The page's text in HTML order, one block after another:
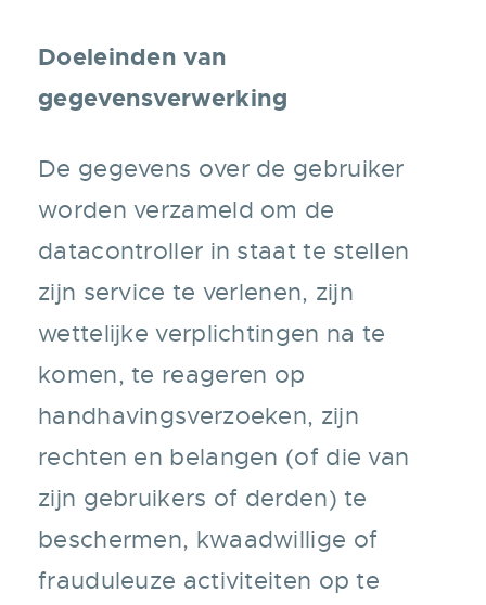
Doeleinden van
gegevensverwerking
De gegevens over de gebruiker
worden verzameld om de
datacontroller in staat te stellen
zijn service te verlenen, zijn
wettelijke verplichtingen na te
komen, te reageren op
handhavingsverzoeken, zijn
rechten en belangen (of die van
zijn gebruikers of derden) te
beschermen, kwaadwillige of
frauduleuze activiteiten op te